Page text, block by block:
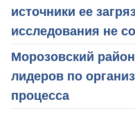
источники ее
исследования не
Морозовский
лидеров по
процесса